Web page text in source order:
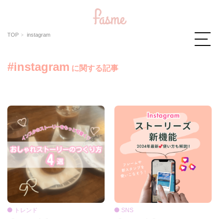
TOP instagram
#instagram に関する記事
トレンド SNS